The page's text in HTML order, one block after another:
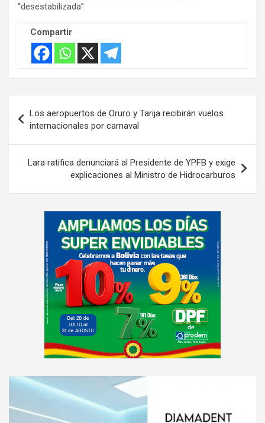
“desestabilizada”.
Compartir
de
entradas
Los aeropuertos de Oruro y Tarija recibirán vuelos
internacionales por carnaval
Lara ratifica denunciará al Presidente de YPFB y exige
explicaciones al Ministro de Hidrocarburos
e
t
A
v